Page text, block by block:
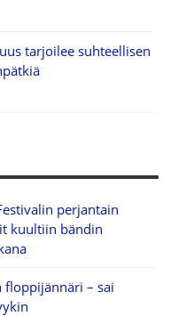
tarjoilee suhteellisen
perjantain
kuultiin bändin
floppijännäri – sai